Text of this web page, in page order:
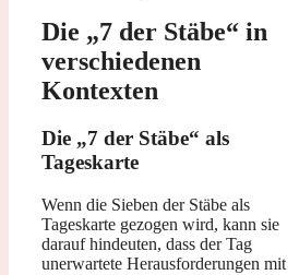
Die „7 der Stäbe“ in
verschiedenen
Kontexten
Die „7 der Stäbe“ als
Tageskarte
Wenn die Sieben der Stäbe als
Tageskarte gezogen wird, kann sie
darauf hindeuten, dass der Tag
unerwartete Herausforderungen mit